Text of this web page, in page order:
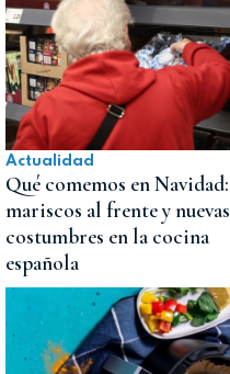
Actualidad
Qué comemos en Navidad:
mariscos al frente y nuevas
costumbres en la cocina
española